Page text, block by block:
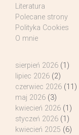
Literatura
Polecane strony
Polityka Cookies
O mnie
sierpień 2026 (1)
lipiec 2026 (2)
czerwiec 2026 (11)
maj 2026 (3)
kwiecień 2026 (1)
styczeń 2026 (1)
kwiecień 2025 (6)